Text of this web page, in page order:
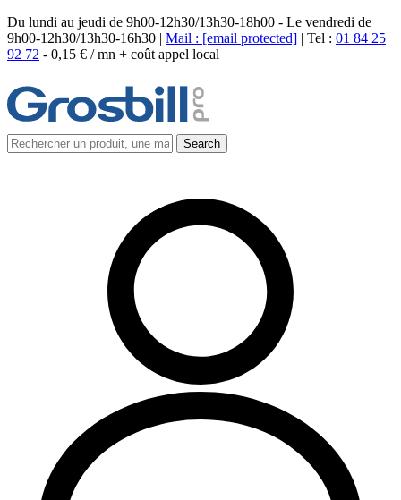
Du lundi au jeudi de 9h00-12h30/13h30-18h00 - Le vendredi de
9h00-12h30/13h30-16h30 | Mail : [email protected] | Tel : 01 84 25
92 72 - 0,15 € / mn + coût appel local